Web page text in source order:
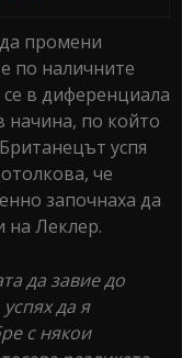
промени
по наличните
в диференциала
начина, по който
успя
че
започнаха да
на Леклер.
да завие до
да я
с някои